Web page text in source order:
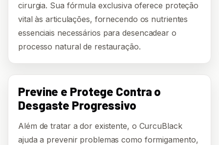
cirurgia. Sua fórmula exclusiva oferece proteção
vital às articulações, fornecendo os nutrientes
essenciais necessários para desencadear o
processo natural de restauração.
Previne e Protege Contra o
Desgaste Progressivo
Além de tratar a dor existente, o CurcuBlack
ajuda a prevenir problemas como formigamento,